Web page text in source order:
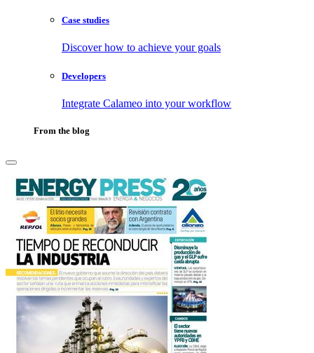
Case studies
Discover how to achieve your goals
Developers
Integrate Calameo into your workflow
From the blog